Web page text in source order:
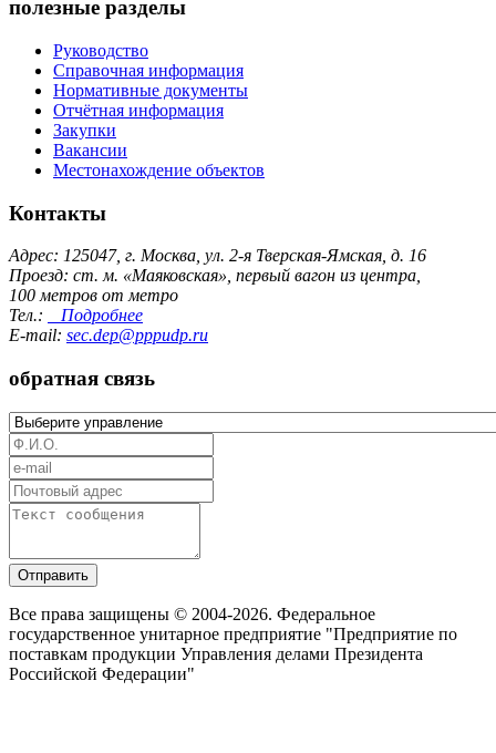
полезные разделы
Руководство
Справочная информация
Нормативные документы
Отчётная информация
Закупки
Вакансии
Местонахождение объектов
Контакты
Адрес: 125047, г. Москва, ул. 2-я Тверская-Ямская, д. 16
Проезд: ст. м. «Маяковская», первый вагон из центра,
100 метров от метро
Тел.:
Подробнее
E-mail: sec.dep@pppudp.ru
обратная связь
Отправить
Все права защищены © 2004-2026. Федеральное
государственное унитарное предприятие "Предприятие по
поставкам продукции Управления делами Президента
Российской Федерации"